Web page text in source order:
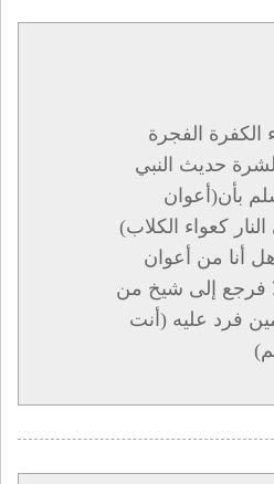
الكفرة الفجرة
حديث النبي
بأن(أعوان
كعواء الكلاب)
أنا من أعوان
فرجع إلى شيخ من
فرد عليه (أنت